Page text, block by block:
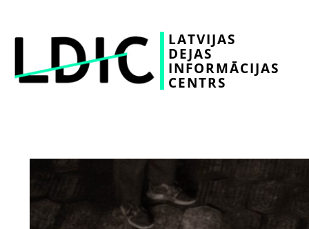
LATVIJAS
DEJAS
INFORMĀCIJAS
CENTRS